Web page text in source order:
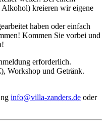
kreieren wir eigene
haben oder einfach
Kommen Sie vorbei und
erforderlich.
Workshop und Getränk.
info@villa-zanders.de oder